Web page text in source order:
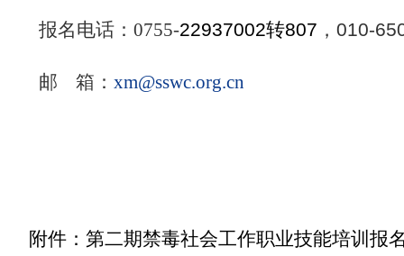
报名电话： 0755-22937002转807 ， 010-
邮 箱： xm@sswc.org.cn
附件：第二期禁毒社会工作职业技能培训报